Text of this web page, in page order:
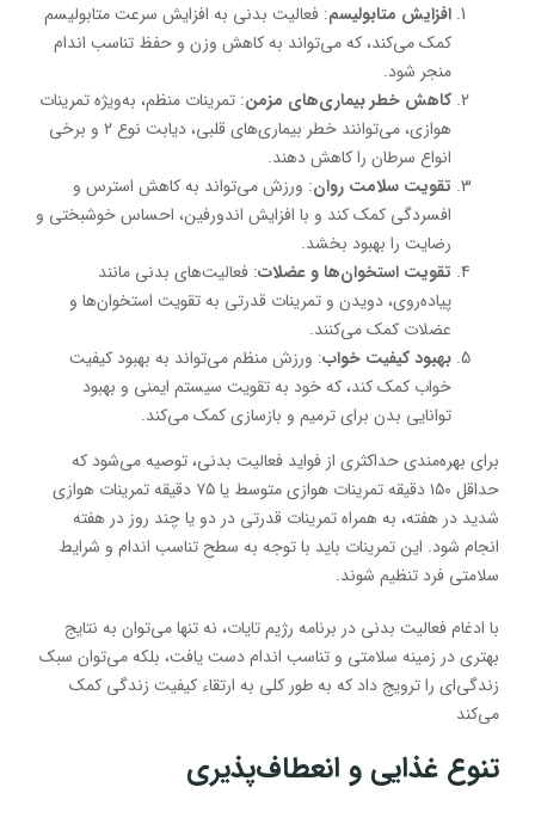
افزایش متابولیسم: فعالیت بدنی به افزایش سرعت متابولیسم
کمک می‌کند، که می‌تواند به کاهش وزن و حفظ تناسب اندام
منجر شود.
کاهش خطر بیماری‌های مزمن: تمرینات منظم، به‌ویژه تمرینات
هوازی، می‌توانند خطر بیماری‌های قلبی، دیابت نوع ۲ و برخی
انواع سرطان را کاهش دهند.
تقویت سلامت روان: ورزش می‌تواند به کاهش استرس و
افسردگی کمک کند و با افزایش اندورفین، احساس خوشبختی و
رضایت را بهبود بخشد.
تقویت استخوان‌ها و عضلات: فعالیت‌های بدنی مانند
پیاده‌روی، دویدن و تمرینات قدرتی به تقویت استخوان‌ها و
عضلات کمک می‌کنند.
بهبود کیفیت خواب: ورزش منظم می‌تواند به بهبود کیفیت
خواب کمک کند، که خود به تقویت سیستم ایمنی و بهبود
توانایی بدن برای ترمیم و بازسازی کمک می‌کند.
برای بهره‌مندی حداکثری از فواید فعالیت بدنی، توصیه می‌شود که
حداقل ۱۵۰ دقیقه تمرینات هوازی متوسط یا ۷۵ دقیقه تمرینات هوازی
شدید در هفته، به همراه تمرینات قدرتی در دو یا چند روز در هفته
انجام شود. این تمرینات باید با توجه به سطح تناسب اندام و شرایط
سلامتی فرد تنظیم شوند.
با ادغام فعالیت بدنی در برنامه رژیم تایات، نه تنها می‌توان به نتایج
بهتری در زمینه سلامتی و تناسب اندام دست یافت، بلکه می‌توان سبک
زندگی‌ای را ترویج داد که به طور کلی به ارتقاء کیفیت زندگی کمک
می‌کند
تنوع غذایی و انعطاف‌پذیری